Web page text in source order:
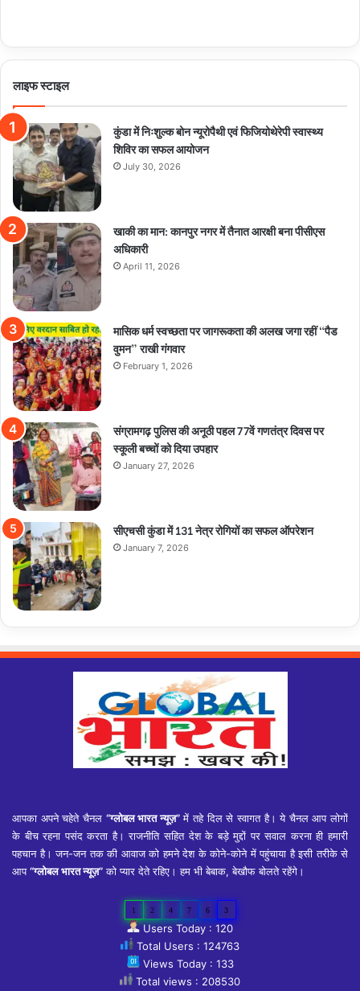
लाइफ स्टाइल
कुंडा में निःशुल्क बोन न्यूरोपैथी एवं फिजियोथेरेपी स्वास्थ्य
शिविर का सफल आयोजन
July 30, 2026
खाकी का मान: कानपुर नगर में तैनात आरक्षी बना पीसीएस
अधिकारी
April 11, 2026
मासिक धर्म स्वच्छता पर जागरूकता की अलख जगा रहीं “पैड
वुमन” राखी गंगवार
February 1, 2026
संग्रामगढ़ पुलिस की अनूठी पहल 77वें गणतंत्र दिवस पर
स्कूली बच्चों को दिया उपहार
January 27, 2026
सीएचसी कुंडा में 131 नेत्र रोगियों का सफल ऑपरेशन
January 7, 2026
आपका अपने चहेते चैनल “ग्लोबल भारत न्यूज़”में तहे दिल से स्वागत है। ये चैनल आप लोगों
के बीच रहना पसंद करता है। राजनीति सहित देश के बड़े मुद्दों पर सवाल करना ही हमारी
पहचान है। जन-जन तक की आवाज को हमने देश के कोने-कोने में पहुंचाया है इसी तरीके से
आप“ग्लोबल भारत न्यूज़”को प्यार देते रहिए। हम भी बेबाक, बेखौफ बोलते रहेंगे।
1 2 4 7 6 3
Users Today : 120
Total Users : 124763
Views Today : 133
Total views : 208530